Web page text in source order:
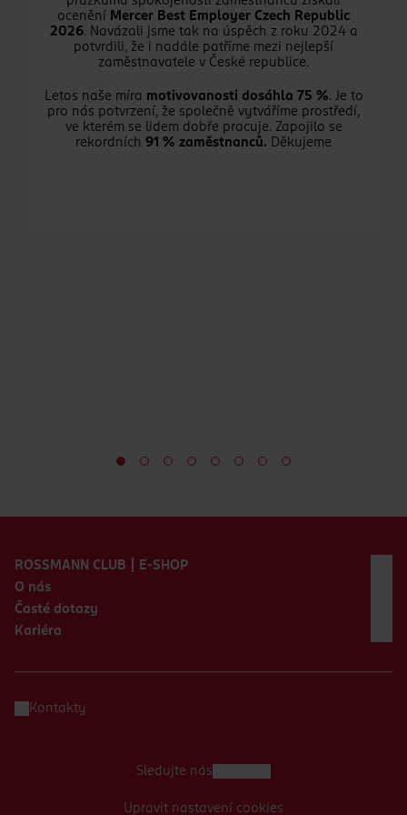
ocenění Mercer Best Employer Czech Republic
2026. Navázali jsme tak na úspěch z roku 2024 a
potvrdili, že i nadále patříme mezi nejlepší
zaměstnavatele v České republice.
Letos naše míra motivovanosti dosáhla 75 %. Je to
pro nás potvrzení, že společně vytváříme prostředí,
ve kterém se lidem dobře pracuje. Zapojilo se
rekordních 91 % zaměstnanců. Děkujeme
ROSSMANN CLUB | E-SHOP
O nás
Časté dotazy
Kariéra
Kontakty
Sledujte nás
Upravit nastavení cookies